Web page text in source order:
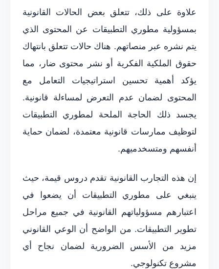
علاوة على ذلك، تتعلق بعض الحالات القانونية
بمسؤولية مطوري التطبيقات عن المحتوى الذي
يتم نشره عبر منصاتهم. هناك حالات تتعلق بانتهاك
حقوق الملكية الفكرية أو نشر محتوى ضار، مما
يؤكد أهمية تحسين استراتيجيات التعامل مع
المحتوى لضمان عدم التعرض لمساءلة قانونية.
يجسد ذلك الحاجة الملحة لمطوري التطبيقات
لتوظيف ممارسات قانونية معتمدة، لضمان حماية
أنفسهم ومتسخدميهم.
إن هذه التجارب القانونية تقدم دروس قيمة، حيث
ينبغي على مطوري التطبيقات أن يضعوا في
اعتبارهم مسؤولياتهم القانونية في جميع مراحل
تطوير التطبيقات. من الواضح أن الوعي القانوني
مزيد من الأسس الضرورية لضمان نجاح أي
مشروع تكنولوجي.